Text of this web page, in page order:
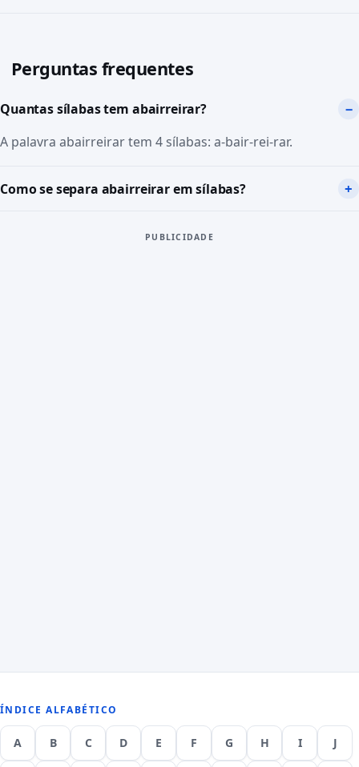
Perguntas frequentes
Quantas sílabas tem abairreirar?
A palavra abairreirar tem 4 sílabas: a-bair-rei-rar.
Como se separa abairreirar em sílabas?
PUBLICIDADE
ÍNDICE ALFABÉTICO
A B C D E F G H I J